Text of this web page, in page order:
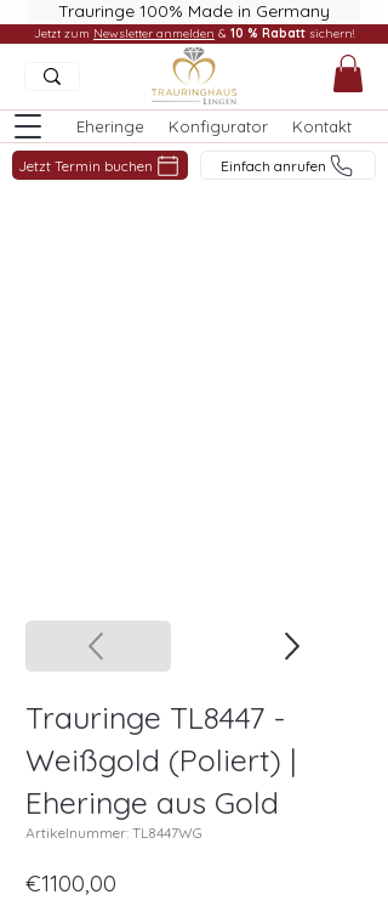
Trauringe 100% Made in Germany
Eheringe Konfigurator Kontakt
Jetzt Termin buchen Einfach anrufen
Jetzt zum Newsletter anmelden & 10 % Rabatt sichern!
Trauringe TL8447 -
Weißgold (Poliert) |
Eheringe aus Gold
Artikelnummer: TL8447WG
€1100,00